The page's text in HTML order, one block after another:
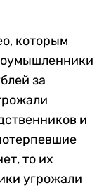
которым
за
и
то их
угрожали